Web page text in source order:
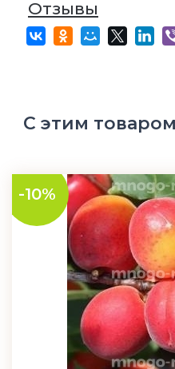
Отзывы
С этим
-10%